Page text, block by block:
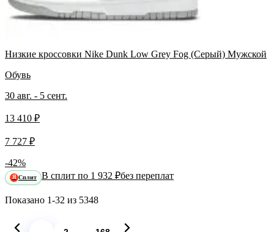
Низкие кроссовки Nike Dunk Low Grey Fog (Серый) Мужской
Обувь
30 авг. - 5 сент.
13 410 ₽
7 727 ₽
-42%
Я Сплит В сплит по 1 932 ₽без переплат
Показано 1-32 из 5348